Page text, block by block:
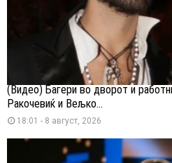
(Видео) Багери во дворот и
Ракочевиќ и Вељко...
18:01 - 8 август, 2026